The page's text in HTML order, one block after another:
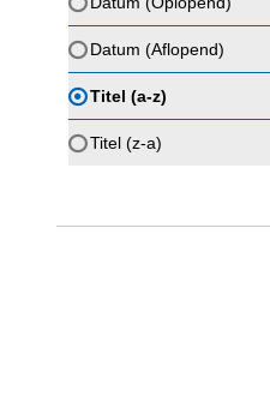
Datum (Aflopend)
Titel (a-z)
Titel (z-a)